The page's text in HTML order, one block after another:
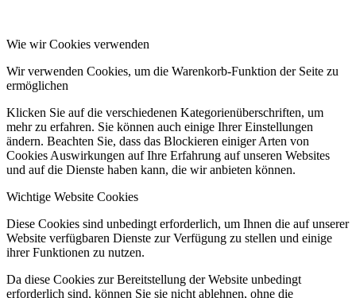
Wie wir Cookies verwenden
Wir verwenden Cookies, um die Warenkorb-Funktion der Seite zu
ermöglichen
Klicken Sie auf die verschiedenen Kategorienüberschriften, um
mehr zu erfahren. Sie können auch einige Ihrer Einstellungen
ändern. Beachten Sie, dass das Blockieren einiger Arten von
Cookies Auswirkungen auf Ihre Erfahrung auf unseren Websites
und auf die Dienste haben kann, die wir anbieten können.
Wichtige Website Cookies
Diese Cookies sind unbedingt erforderlich, um Ihnen die auf unserer
Website verfügbaren Dienste zur Verfügung zu stellen und einige
ihrer Funktionen zu nutzen.
Da diese Cookies zur Bereitstellung der Website unbedingt
erforderlich sind, können Sie sie nicht ablehnen, ohne die